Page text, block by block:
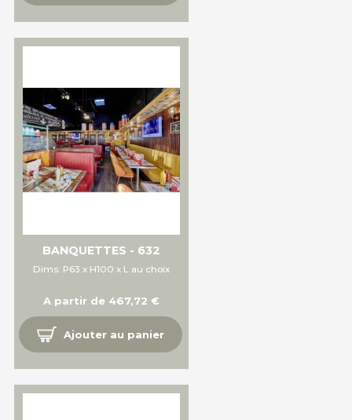
BANQUETTES - 632
Dims: P63 x H100 x L au choix
A partir de 467,72 €
Ajouter au panier